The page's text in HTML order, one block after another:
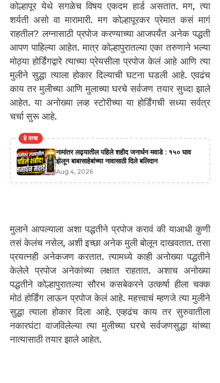
कोल्हापूर येथे सगळेच विषय एकदम हार्ड असतात. मग, त्या
शर्यती असो वा मारामारी. मग कोल्हापूरकर प्रेमात कसं मागं
राहतील? लग्नासाठी प्रपोज करण्याच्या आजपर्यंत अनेक पद्धती
आपण पाहिल्या आहेत. मात्र कोल्हापुरातल्या एका तरुणाने भल्या
मोठ्या होर्डिंगद्वारे त्याच्या प्रेयसीला प्रपोज केलं आहे आणि त्या
मुलीने सुद्धा त्याला होकार दिल्याची घटना घडली आहे. एवढंच
काय तर मुलीच्या आणि मुलाच्या घरचे सर्वजण तयार सुध्दा झाले
आहेत. या अनोख्या लव्ह स्टोरीच्या या होर्डिंगची सध्या सर्वत्र
चर्चा सुरू आहे.
हे वाचा
नामांतर लढ्यातील पहिले शहीद जनार्धन मवाडे : १५० घाव
झेलून बाबासाहेबांच्या नावासाठी दिले बलिदान
Aug 4, 2026
मुलाने आपल्याला अशा पद्धतीने प्रपोज करावं की याआधी कुणी
तसं केलंच नसेल, अशी इच्छा अनेक मुली बोलून दाखवतात. तसा
प्रयत्नही अनेकजण करतात. त्यामध्ये काही अनोख्या पद्धतीने
केलेले प्रपोज अनेकांच्या लक्षात राहतात. अशाच अनोख्या
पद्धतीने कोल्हापुरातल्या सौरभ कसबेकरने उत्कर्षा हीला चक्क
मोठं होर्डिंग लाऊन प्रपोज केलं आहे. महत्त्वाचं म्हणजे त्या मुलीने
सुद्धा त्याला होकार दिला आहे. एव्हढंच काय तर सुरुवातीला
नकारघंटा वाजविलेल्या त्या मुलीच्या घरचे सर्वजणसुद्धा यांच्या
नात्यासाठी तयार झाले आहेत.